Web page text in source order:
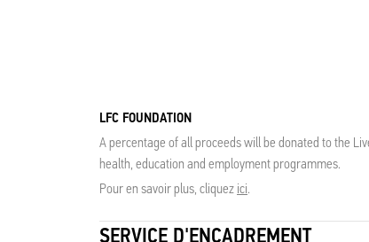
LFC FOUNDATION
A percentage of all proceeds will be donated to the
health, education and employment programmes.
Pour en savoir plus, cliquez ici.
SERVICE D'ENCADREMENT